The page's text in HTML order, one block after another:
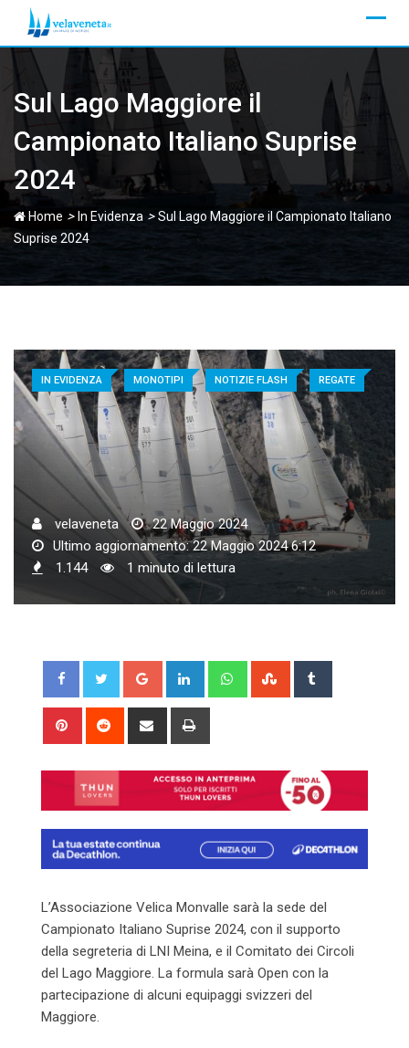
content
Sul Lago Maggiore il
Campionato Italiano Suprise
2024
Home > In Evidenza >Sul Lago Maggiore il Campionato Italiano
Suprise 2024
IN EVIDENZA MONOTIPI NOTIZIE FLASH REGATE
velaveneta
22 Maggio 2024
Ultimo aggiornamento: 22 Maggio 2024 6:12
1.144
1 minuto di lettura
Google+ LinkedIn WhatsappStumbleUpon
Pinterest Reddit
Share
L’Associazione Velica Monvalle sarà la sede del
Campionato Italiano Suprise 2024, con il supporto
della segreteria di LNI Meina, e il Comitato dei Circoli
del Lago Maggiore. La formula sarà Open con la
partecipazione di alcuni equipaggi svizzeri del
Maggiore.